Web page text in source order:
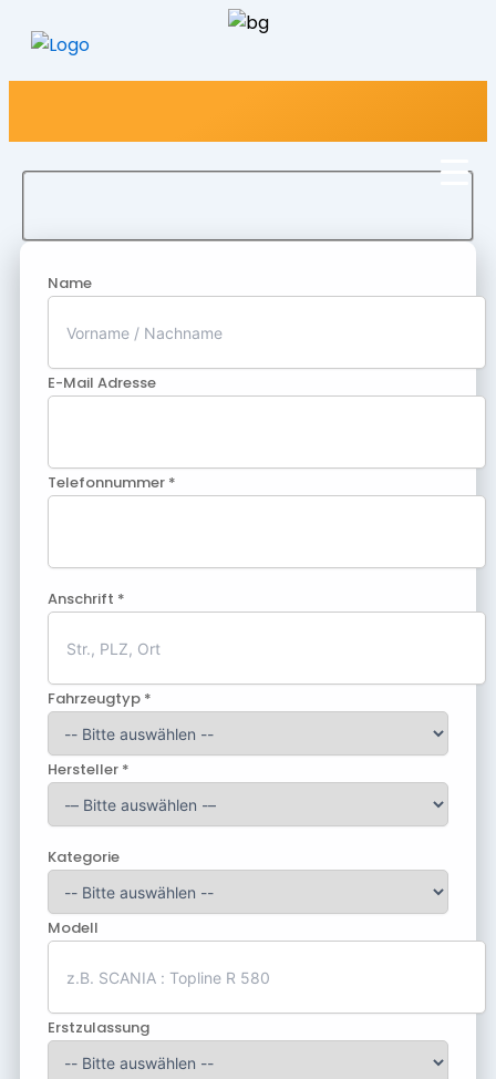
Name
E-Mail Adresse
Telefonnummer *
Anschrift *
Fahrzeugtyp *
Hersteller *
Kategorie
Modell
Erstzulassung